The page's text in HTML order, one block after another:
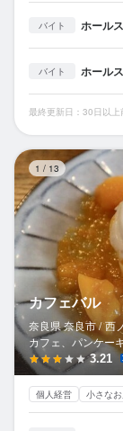
バイト ホール
バイト ホール
最終更新日：30日以上
1 / 13
カフェバル
奈良県 奈良市 / 西
カフェ、パンケー
3.21
個人経営 小さな